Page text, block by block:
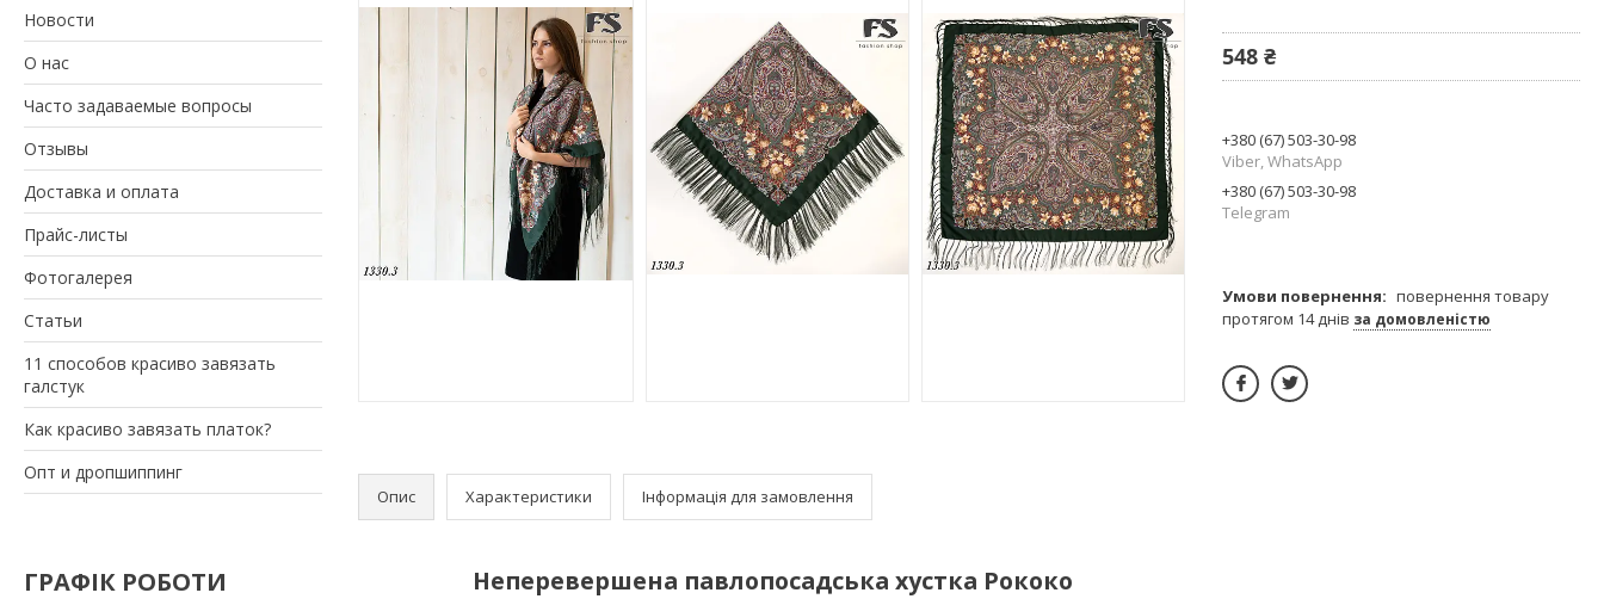
Новости
О нас
Часто задаваемые вопросы
Отзывы
Доставка и оплата
Прайс-листы
Фотогалерея
Статьи
11 способов красиво завязать
галстук
Как красиво завязать платок?
Опт и дропшиппинг
ГРАФІК РОБОТИ
Опис Характеристики Інформація для замовлення
Неперевершена павлопосадська хустка Рококо
548 ₴
+380 (67) 503-30-98
Viber, WhatsApp
+380 (67) 503-30-98
Telegram
повернення товару
протягом 14 днів за домовленістю